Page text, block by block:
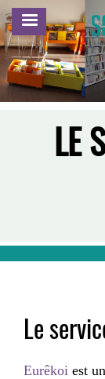
Aller
au
contenu
principal
MENU
LE
Le
Eurêkoi est